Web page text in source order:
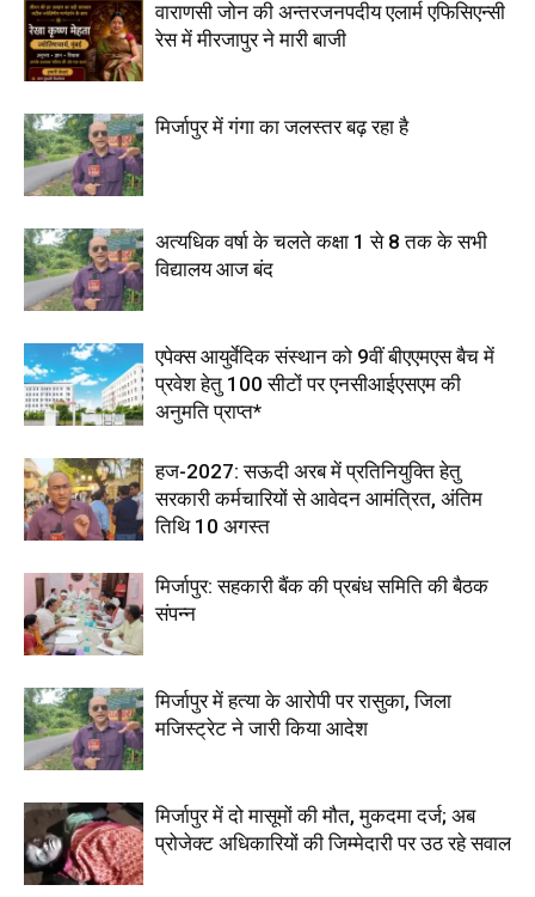
वाराणसी जोन की अन्तरजनपदीय एलार्म एफिसिएन्सी
रेस में मीरजापुर ने मारी बाजी
मिर्जापुर में गंगा का जलस्तर बढ़ रहा है
अत्यधिक वर्षा के चलते कक्षा 1 से 8 तक के सभी
विद्यालय आज बंद
एपेक्स आयुर्वेदिक संस्थान को 9वीं बीएएमएस बैच में
प्रवेश हेतु 100 सीटों पर एनसीआईएसएम की
अनुमति प्राप्त*
हज-2027: सऊदी अरब में प्रतिनियुक्ति हेतु
सरकारी कर्मचारियों से आवेदन आमंत्रित, अंतिम
तिथि 10 अगस्त
मिर्जापुर: सहकारी बैंक की प्रबंध समिति की बैठक
संपन्न
मिर्जापुर में हत्या के आरोपी पर रासुका, जिला
मजिस्ट्रेट ने जारी किया आदेश
मिर्जापुर में दो मासूमों की मौत, मुकदमा दर्ज; अब
प्रोजेक्ट अधिकारियों की जिम्मेदारी पर उठ रहे सवाल